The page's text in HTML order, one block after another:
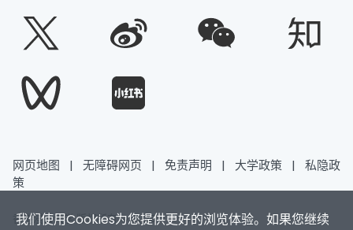
我们使用Cookies为您提供更好的浏览体验。如果您继续
网页地图 | 无障碍网页 | 免责声明 | 大学政策 |
私隐政
策
香港浸会大学 版权所有 © 2026